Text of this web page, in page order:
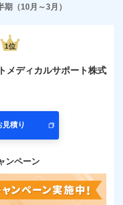
期（10月～3月）
1位
メディカルサポート株式
見積り
ンペーン